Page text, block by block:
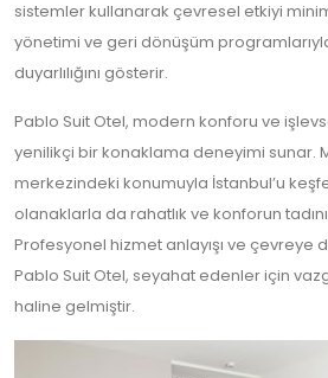
sistemler kullanarak çevresel etkiyi
yönetimi ve geri dönüşüm
duyarlılığını gösterir.
Pablo Suit Otel, modern konforu ve
yenilikçi bir konaklama deneyimi sunar.
merkezindeki konumuyla İstanbul’u
olanaklarla da rahatlık ve konforun
Profesyonel hizmet anlayışı ve çevreye
Pablo Suit Otel, seyahat edenler için
haline gelmiştir.